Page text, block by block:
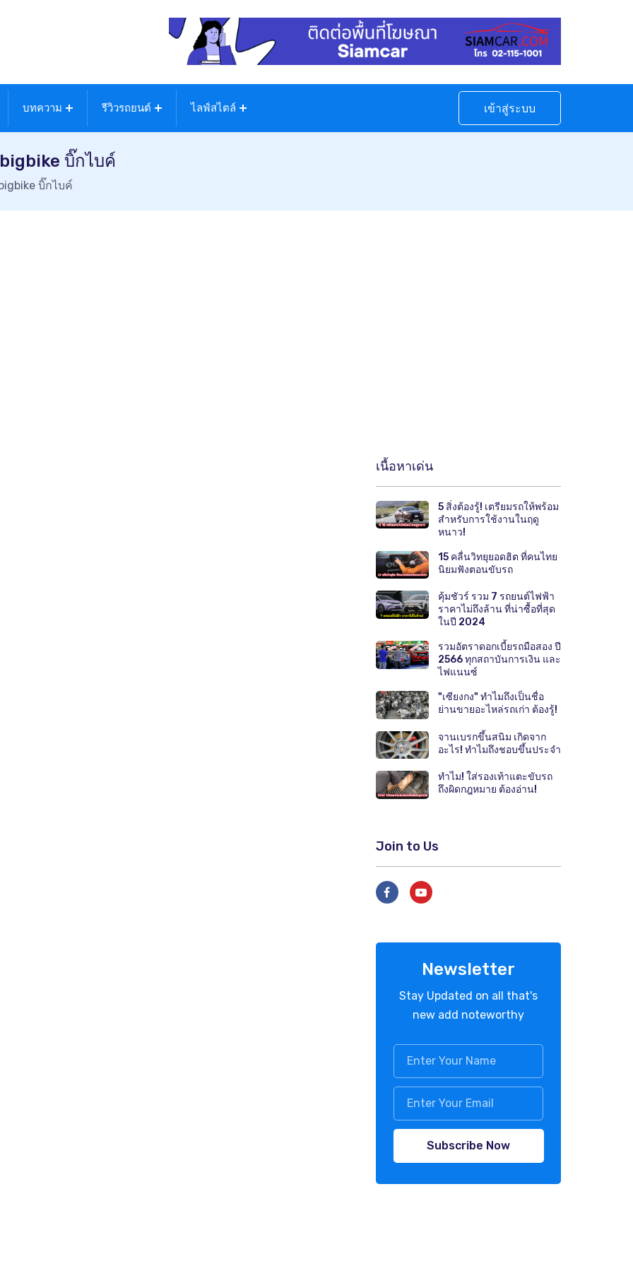
บทความ รีวิวรถยนต์ ไลฟ์สไตล์ เข้าสู่ระบบ
bigbike บิ๊กไบค์
บิ๊กไบค์
เนื้อหาเด่น
5 สิ่งต้องรู้! เตรียมรถให้พร้อม
สำหรับการใช้งานในฤดู
หนาว!
15 คลื่นวิทยุยอดฮิต ที่คนไทย
นิยมฟังตอนขับรถ
คุ้มชัวร์ รวม 7 รถยนต์ไฟฟ้า
ราคาไม่ถึงล้าน ที่น่าซื้อที่สุด
ในปี 2024
รวมอัตราดอกเบี้ยรถมือสอง ปี
2566 ทุกสถาบันการเงิน และ
ไฟแนนซ์
"เซียงกง" ทำไมถึงเป็นชื่อ
ย่านขายอะไหล่รถเก่า ต้องรู้!
จานเบรกขึ้นสนิม เกิดจาก
อะไร! ทำไมถึงชอบขึ้นประจำ
ทำไม! ใส่รองเท้าแตะขับรถ
ถึงผิดกฎหมาย ต้องอ่าน!
Join to Us
Newsletter
Stay Updated on all that's
new add noteworthy
Subscribe Now